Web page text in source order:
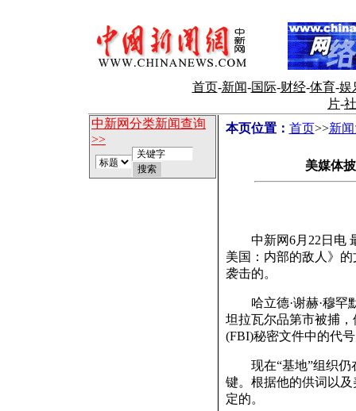
首页-新闻-国际-财经-体育-娱
片-
中新网分类新闻查询
>>
本页位置： 首页>>新
美媒体
中新网6月22日电 最
美国：内部的敌人》
袭击的。
哈立德·谢赫·穆罕默
坦拉瓦尔品第市被捕
(FBI)秘密文件中的代
现在“基地”组织仍
键。根据他的供词以
定的。